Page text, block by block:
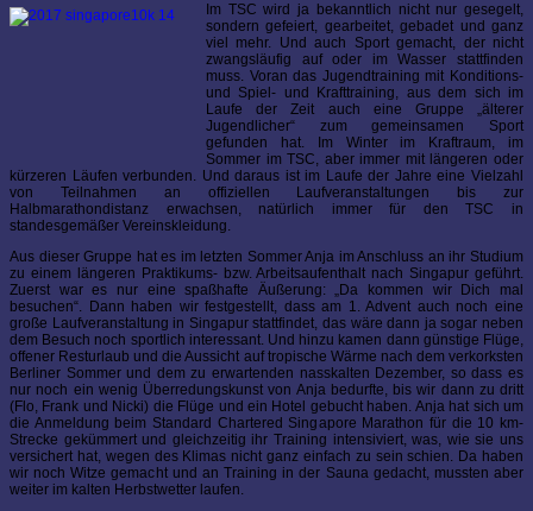
Im TSC wird ja bekanntlich nicht nur gesegelt,
sondern gefeiert, gearbeitet, gebadet und ganz
viel mehr. Und auch Sport gemacht, der nicht
zwangsläufig auf oder im Wasser stattfinden
muss. Voran das Jugendtraining mit Konditions-
und Spiel- und Krafttraining, aus dem sich im
Laufe der Zeit auch eine Gruppe „älterer
Jugendlicher“ zum gemeinsamen Sport
gefunden hat. Im Winter im Kraftraum, im
Sommer im TSC, aber immer mit längeren oder
kürzeren Läufen verbunden. Und daraus ist im Laufe der Jahre eine Vielzahl
von Teilnahmen an offiziellen Laufveranstaltungen bis zur
Halbmarathondistanz erwachsen, natürlich immer für den TSC in
standesgemäßer Vereinskleidung.
Aus dieser Gruppe hat es im letzten Sommer Anja im Anschluss an ihr Studium
zu einem längeren Praktikums- bzw. Arbeitsaufenthalt nach Singapur geführt.
Zuerst war es nur eine spaßhafte Äußerung: „Da kommen wir Dich mal
besuchen“. Dann haben wir festgestellt, dass am 1. Advent auch noch eine
große Laufveranstaltung in Singapur stattfindet, das wäre dann ja sogar neben
dem Besuch noch sportlich interessant. Und hinzu kamen dann günstige Flüge,
offener Resturlaub und die Aussicht auf tropische Wärme nach dem verkorksten
Berliner Sommer und dem zu erwartenden nasskalten Dezember, so dass es
nur noch ein wenig Überredungskunst von Anja bedurfte, bis wir dann zu dritt
(Flo, Frank und Nicki) die Flüge und ein Hotel gebucht haben. Anja hat sich um
die Anmeldung beim Standard Chartered Singapore Marathon für die 10 km-
Strecke gekümmert und gleichzeitig ihr Training intensiviert, was, wie sie uns
versichert hat, wegen des Klimas nicht ganz einfach zu sein schien. Da haben
wir noch Witze gemacht und an Training in der Sauna gedacht, mussten aber
weiter im kalten Herbstwetter laufen.